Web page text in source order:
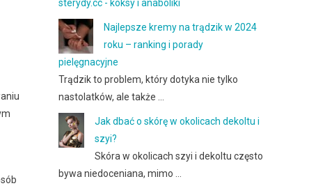
sterydy.cc - koksy i anaboliki
Najlepsze kremy na trądzik w 2024
roku – ranking i porady
pielęgnacyjne
Trądzik to problem, który dotyka nie tylko
nastolatków, ale także …
Jak dbać o skórę w okolicach dekoltu i
szyi?
Skóra w okolicach szyi i dekoltu często
bywa niedoceniana, mimo …